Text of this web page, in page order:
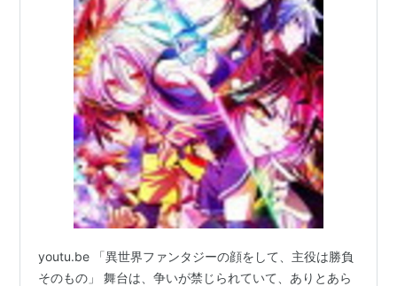
youtu.be 「異世界ファンタジーの顔をして、主役は勝負
そのもの」 舞台は、争いが禁じられていて、ありとあら